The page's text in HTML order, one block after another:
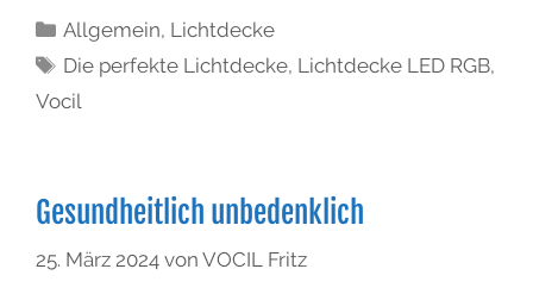
Allgemein, Lichtdecke
Die perfekte Lichtdecke, Lichtdecke LED RGB,
Vocil
Gesundheitlich unbedenklich
25. März 2024 von VOCIL Fritz